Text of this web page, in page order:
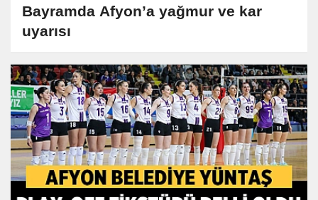
Bayramda Afyon’a yağmur ve kar
uyarısı